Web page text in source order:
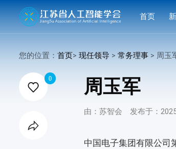
首页
您的位置：首页>现任领导 >常务理事 > 周玉

0

周玉军
由：苏智会 发布于：
中国电子集团有限公司